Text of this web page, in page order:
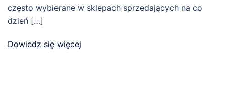
często wybierane w sklepach sprzedających na co
dzień […]
Dowiedz się więcej